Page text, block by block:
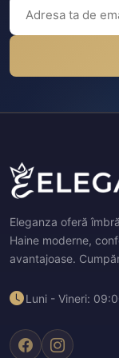
Eleganza oferă
Haine moderne,
avantajoase.
Luni - Vineri: